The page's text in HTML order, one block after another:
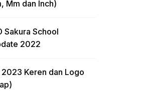
Mm dan Inch)
Sakura School
2022
Keren dan Logo